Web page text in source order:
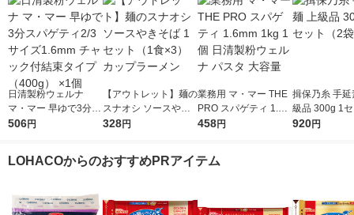
日清製粉ウェルナ
マ・マー 早ゆで3分ス
パゲティ2/3サイズ1.6
506円
【アウトレット】麺の
スナオシ ソースやき
そば 1セット（1食×
328円
業務用 マ・マー THE
PRO スパゲティ 1.6m
m 1kg 1個 日清製粉ウ
458円
揖保乃糸 手延
級品 300g 1
袋）
920円
LOHACOからのおすすめPRアイテム